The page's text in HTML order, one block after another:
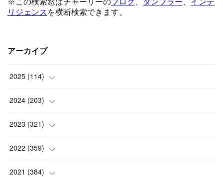
アーカイブ
2025 (114)
(1)
(8)
(6)
(9 )
2024 (203)
(24)
(10)
(18)
2023 (321)
(25)
(17)
2022 (359)
(42)
2021 (384)